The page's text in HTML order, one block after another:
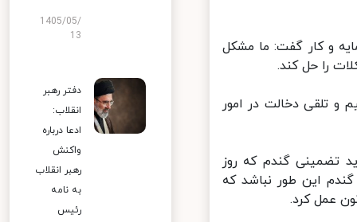
و کار گفت: ما مشکل
را حل کند.
تلقی دخالت در امور
تضمینی گندم که روز
این طور نباشد که
عمل کرد.
1405/05/
13
دفتر رهبر
انقلاب:
ادعا درباره
واکنش
رهبر انقلاب
به نامه
رئیس